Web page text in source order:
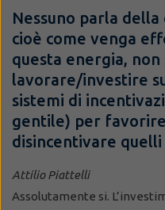
Nessuno parla
cioè come venga
questa energia,
lavorare/investire
sistemi di
gentile) per
disincentivare quelli
Attilio Piattelli
Assolutamente si.